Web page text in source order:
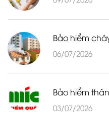
Bảo hiểm
06/07/2026
Bảo hiểm
03/07/2026